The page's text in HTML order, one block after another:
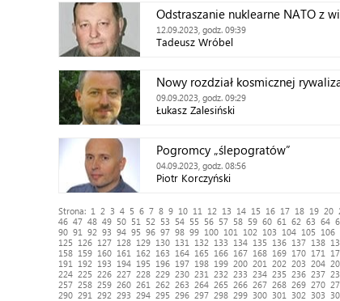
Odstraszanie nuklearne NATO z
12.09.2023, godz. 09:39
Tadeusz Wróbel
Nowy rozdział kosmicznej
09.09.2023, godz. 09:29
Łukasz Zalesiński
Pogromcy „ślepogratów”
04.09.2023, godz. 08:56
Piotr Korczyński
Strona: 1 2 3 4 5 6 7 8 9 10 11 12 13 14 15 16 17 18 19 20
46 47 48 49 50 51 52 53 54 55 56 57 58 59 60 61 62 63 64
90 91 92 93 94 95 96 97 98 99 100 101 102 103 104 105 106
125
126 127 128 129 130 131 132 133 134 135 136 137 138
158 159 160 161 162 163 164 165 166 167 168 169 170 171
191
192 193 194 195 196 197 198 199 200 201 202 203 204
224 225 226 227 228 229 230 231 232 233 234 235 236 237
257 258 259 260 261 262 263 264 265 266 267 268 269 270
290 291 292 293 294 295 296 297 298 299 300 301 302 303